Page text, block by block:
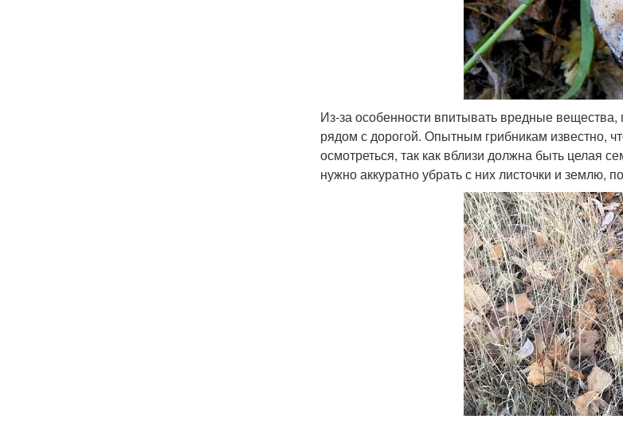
Из-за особенности впитывать вредные
рядом с дорогой. Опытным грибникам известно,
осмотреться, так как вблизи должна быть целая
нужно аккуратно убрать с них листочки и землю,